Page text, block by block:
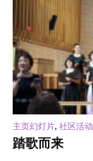
主页幻灯片, 社区活动
踏歌而来